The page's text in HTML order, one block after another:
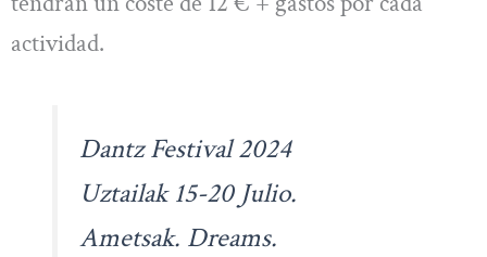
actividad.
Dantz Festival 2024
Uztailak 15-20 Julio.
Ametsak. Dreams.